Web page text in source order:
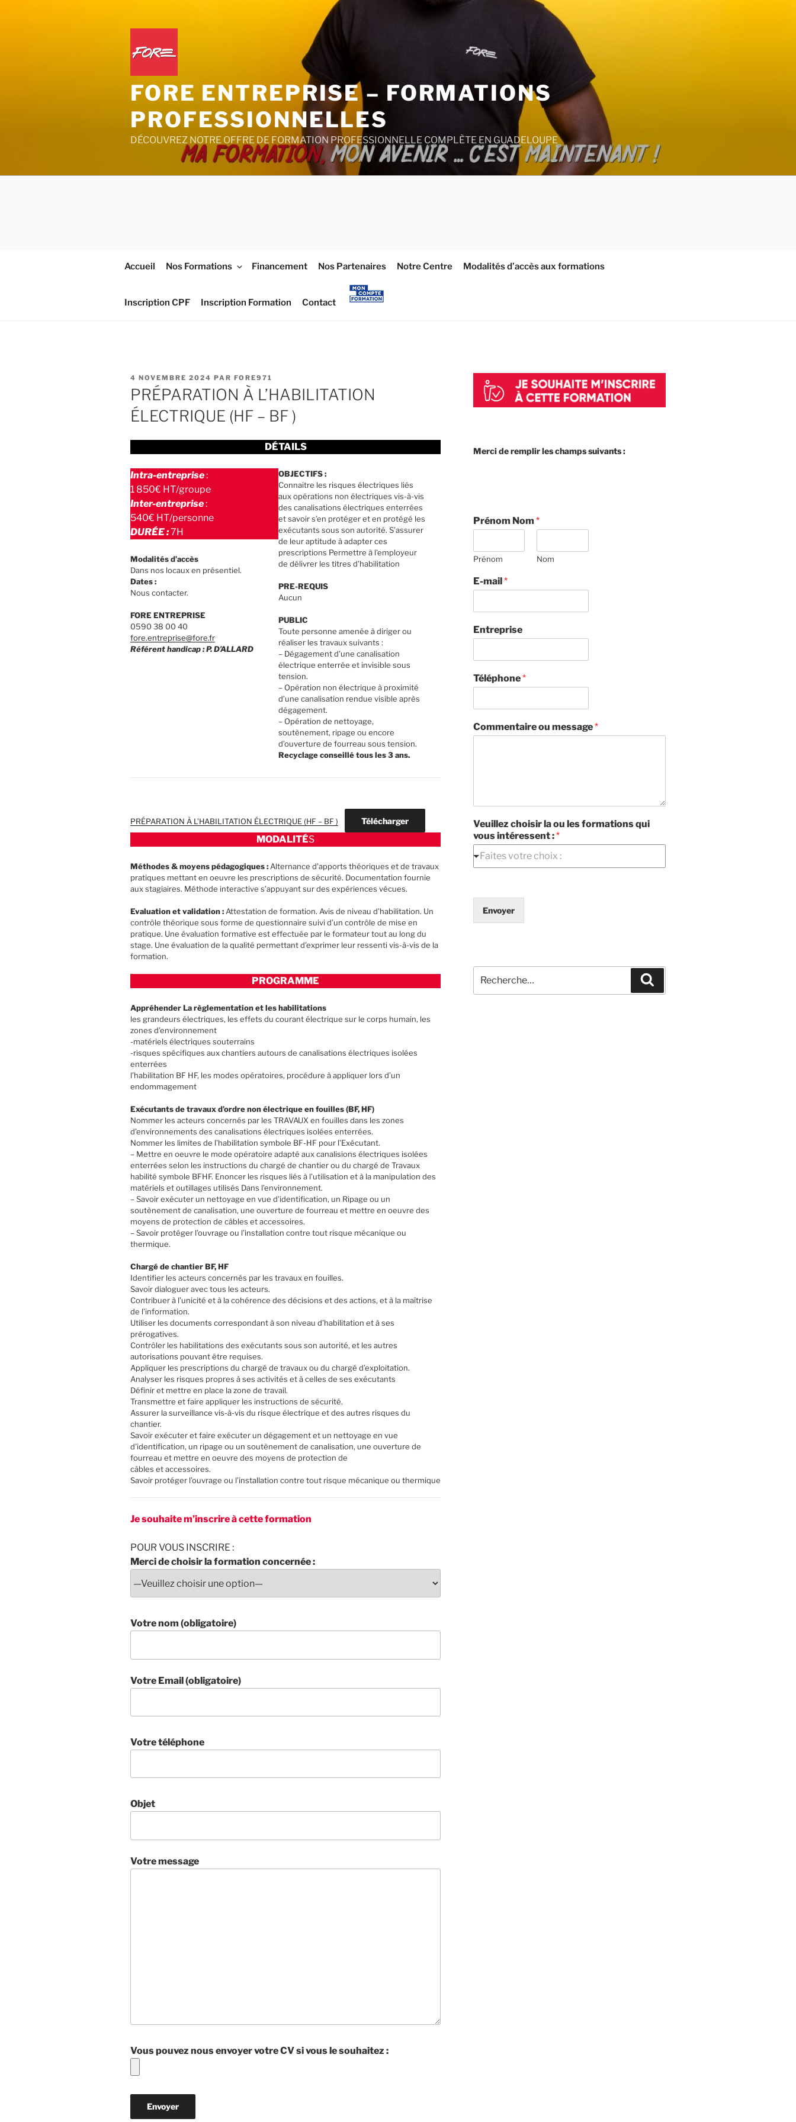
FORE ENTREPRISE – FORMATIONS
PROFESSIONNELLES
DÉCOUVREZ NOTRE OFFRE DE FORMATION PROFESSIONNELLE COMPLÈTE EN GUADELOUPE
Accueil Nos Formations Financement Nos Partenaires Notre Centre Modalités d’accès aux formations
Inscription CPF Inscription Formation Contact
PUBLIÉ
LE
4 NOVEMBRE 2024 PAR FORE971
PRÉPARATION À L’HABILITATION
ÉLECTRIQUE (HF – BF )
DÉTAILS
Intra-entreprise:
1 850€ HT/groupe
Inter-entreprise:
540€ HT/personne
DURÉE :7H
Modalités d’accès
Dans nos locaux en présentiel.
Dates :
Nous contacter.
FORE ENTREPRISE
0590 38 00 40
fore.entreprise@fore.fr
Référent handicap : P. D’ALLARD
OBJECTIFS :
Connaitre les risques électriques liés
aux opérations non électriques vis-à-vis
des canalisations électriques enterrées
et savoir s’en protéger et en protégé les
exécutants sous son autorité. S’assurer
de leur aptitude à adapter ces
prescriptions Permettre à l’employeur
de délivrer les titres d’habilitation
PRE-REQUIS
Aucun
PUBLIC
Toute personne amenée à diriger ou
réaliser les travaux suivants :
– Dégagement d’une canalisation
électrique enterrée et invisible sous
tension.
– Opération non électrique à proximité
d’une canalisation rendue visible après
dégagement.
– Opération de nettoyage,
soutènement, ripage ou encore
d’ouverture de fourreau sous tension.
Recyclage conseillé tous les 3 ans.
PRÉPARATION À L’HABILITATION ÉLECTRIQUE (HF – BF ) Télécharger
MODALITÉS
Méthodes & moyens pédagogiques :Alternance d’apports théoriques et de travaux
pratiques mettant en oeuvre les prescriptions de sécurité. Documentation fournie
aux stagiaires. Méthode interactive s’appuyant sur des expériences vécues.
Evaluation et validation :Attestation de formation. Avis de niveau d’habilitation. Un
contrôle théorique sous forme de questionnaire suivi d’un contrôle de mise en
pratique. Une évaluation formative est effectuée par le formateur tout au long du
stage. Une évaluation de la qualité permettant d’exprimer leur ressenti vis-à-vis de la
formation.
PROGRAMME
Appréhender La règlementation et les habilitations
les grandeurs électriques, les effets du courant électrique sur le corps humain, les
zones d’environnement
-matériels électriques souterrains
-risques spécifiques aux chantiers autours de canalisations électriques isolées
enterrées
l’habilitation BF HF, les modes opératoires, procédure à appliquer lors d’un
endommagement
Exécutants de travaux d’ordre non électrique en fouilles (BF, HF)
Nommer les acteurs concernés par les TRAVAUX en fouilles dans les zones
d’environnements des canalisations électriques isolées enterrées.
Nommer les limites de l’habilitation symbole BF-HF pour l’Exécutant.
– Mettre en oeuvre le mode opératoire adapté aux canalisions électriques isolées
enterrées selon les instructions du chargé de chantier ou du chargé de Travaux
habilité symbole BFHF. Enoncer les risques liés à l’utilisation et à la manipulation des
matériels et outillages utilisés Dans l’environnement.
– Savoir exécuter un nettoyage en vue d’identification, un Ripage ou un
soutènement de canalisation, une ouverture de fourreau et mettre en oeuvre des
moyens de protection de câbles et accessoires.
– Savoir protéger l’ouvrage ou l’installation contre tout risque mécanique ou
thermique.
Chargé de chantier BF, HF
Identifier les acteurs concernés par les travaux en fouilles.
Savoir dialoguer avec tous les acteurs.
Contribuer à l’unicité et à la cohérence des décisions et des actions, et à la maîtrise
de l’information.
Utiliser les documents correspondant à son niveau d’habilitation et à ses
prérogatives.
Contrôler les habilitations des exécutants sous son autorité, et les autres
autorisations pouvant être requises.
Appliquer les prescriptions du chargé de travaux ou du chargé d’exploitation.
Analyser les risques propres à ses activités et à celles de ses exécutants
Définir et mettre en place la zone de travail.
Transmettre et faire appliquer les instructions de sécurité.
Assurer la surveillance vis-à-vis du risque électrique et des autres risques du
chantier.
Savoir exécuter et faire exécuter un dégagement et un nettoyage en vue
d’identification, un ripage ou un soutènement de canalisation, une ouverture de
fourreau et mettre en oeuvre des moyens de protection de
câbles et accessoires.
Savoir protéger l’ouvrage ou l’installation contre tout risque mécanique ou thermique
Je souhaite m’inscrire à cette formation
POUR VOUS INSCRIRE :
Merci de choisir la formation concernée :
Votre nom (obligatoire)
Votre Email (obligatoire)
Votre téléphone
Objet
Votre message
Vous pouvez nous envoyer votre CV si vous le souhaitez :
Merci de remplir les champs suivants :
Prénom Nom *
Prénom Nom
E-mail*
Entreprise
Téléphone*
Commentaire ou message*
Veuillez choisir la ou les formations qui
vous intéressent :*
Envoyer
pour
: